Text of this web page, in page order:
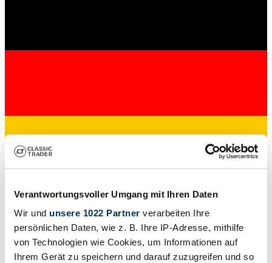
Verantwortungsvoller Umgang mit Ihren Daten
Wir und unsere 1022 Partner verarbeiten Ihre
persönlichen Daten, wie z. B. Ihre IP-Adresse, mithilfe
von Technologien wie Cookies, um Informationen auf
Ihrem Gerät zu speichern und darauf zuzugreifen und so
Dealer